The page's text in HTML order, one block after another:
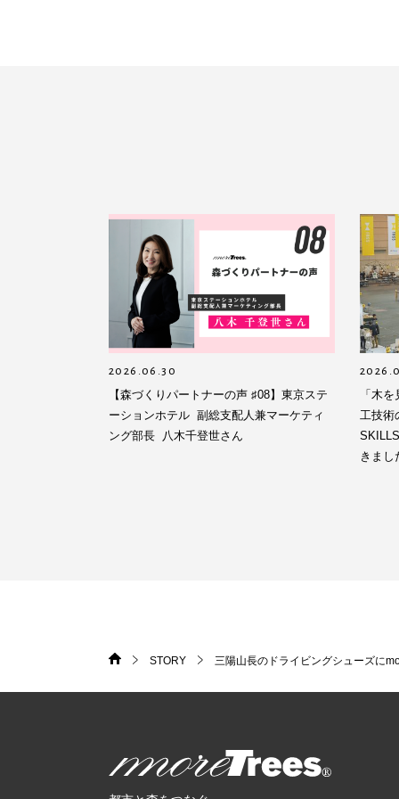
2026.06.30
【森づくりパートナーの声 ♯08】東京ステ
ーションホテル 副総支配人兼マーケティ
ング部長 八木千登世さん
「木
工技術
きまし
STORY
三陽山長のドライビングシューズに